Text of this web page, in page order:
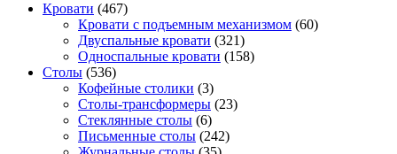
Кровати (467)
Кровати с подъемным механизмом (60)
Двуспальные кровати (321)
Односпальные кровати (158)
Столы (536)
Кофейные столики (3)
Столы-трансформеры (23)
Стеклянные столы (6)
Письменные столы (242)